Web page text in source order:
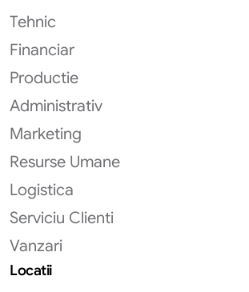
Tehnic
Financiar
Productie
Administrativ
Marketing
Resurse Umane
Logistica
Serviciu Clienti
Vanzari
Locatii